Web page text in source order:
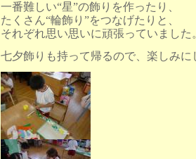
一番難しい“星”の飾りを作ったり、
たくさん“輪飾り”をつなげたりと、
それぞれ思い思いに頑張っていました
七夕飾りも持って帰るので、楽しみ